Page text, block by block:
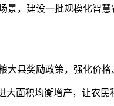
建设一批规模化智
奖励政策，强化价格
面积均衡增产，让农民